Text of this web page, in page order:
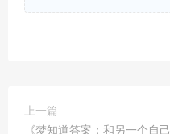
上一篇
《梦知道答案：和另一个自己